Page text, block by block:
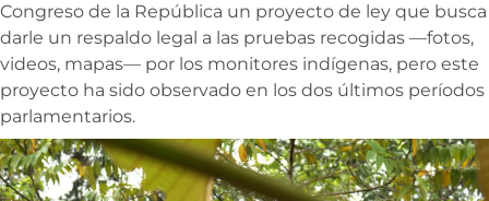
Congreso de la República un proyecto de ley que busca
darle un respaldo legal a las pruebas recogidas —fotos,
videos, mapas— por los monitores indígenas, pero este
proyecto ha sido observado en los dos últimos períodos
parlamentarios.